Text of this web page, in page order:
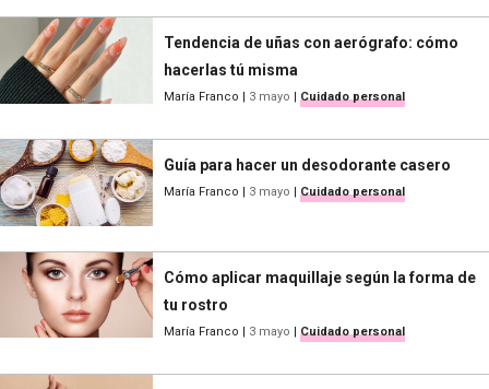
Tendencia de uñas con aerógrafo: cómo
hacerlas tú misma
María Franco | 3 mayo | Cuidado personal
Guía para hacer un desodorante casero
María Franco | 3 mayo | Cuidado personal
Cómo aplicar maquillaje según la forma de
tu rostro
María Franco | 3 mayo | Cuidado personal